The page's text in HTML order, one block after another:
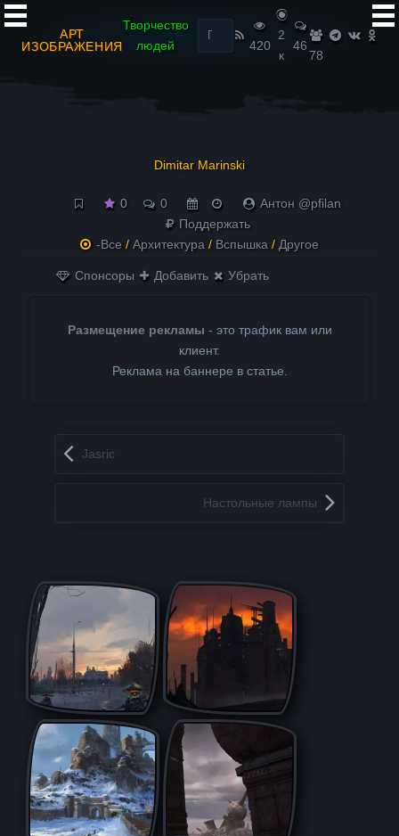
АРТ
ИЗОБРАЖЕНИЯ
Творчество
людей
Найти:
420
2
к
46
78
Dimitar Marinski
0 0
Антон @pfilan
Поддержать
-Все / Архитектура / Вспышка / Другое
Спонсоры Добавить Убрать
Размещение рекламы - это трафик вам или
клиент.
Реклама на баннере в статье.
Запись навигация
Jasric
Настольные лампы